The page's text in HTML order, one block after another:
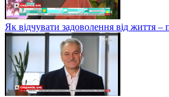
Як відчувати задоволення від життя